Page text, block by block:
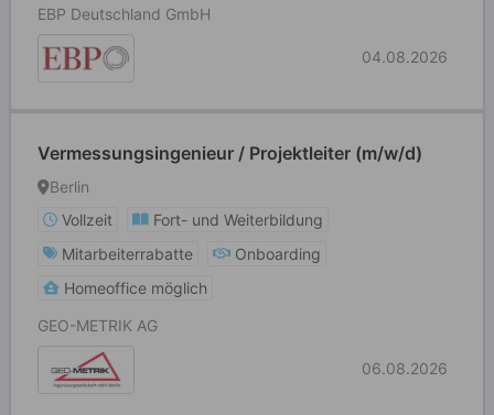
EBP Deutschland GmbH
04.08.2026
Vermessungsingenieur / Projektleiter (m/w/d)
Berlin
Vollzeit
Fort- und Weiterbildung
Mitarbeiterrabatte
Onboarding
Homeoffice möglich
GEO-METRIK AG
06.08.2026